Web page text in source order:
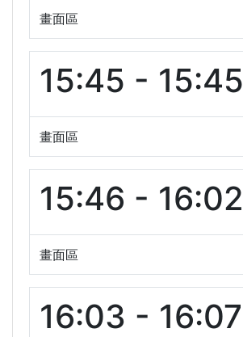
畫面區
15:45 - 15:45
畫面區
15:46 - 16:02
畫面區
16:03 - 16:07